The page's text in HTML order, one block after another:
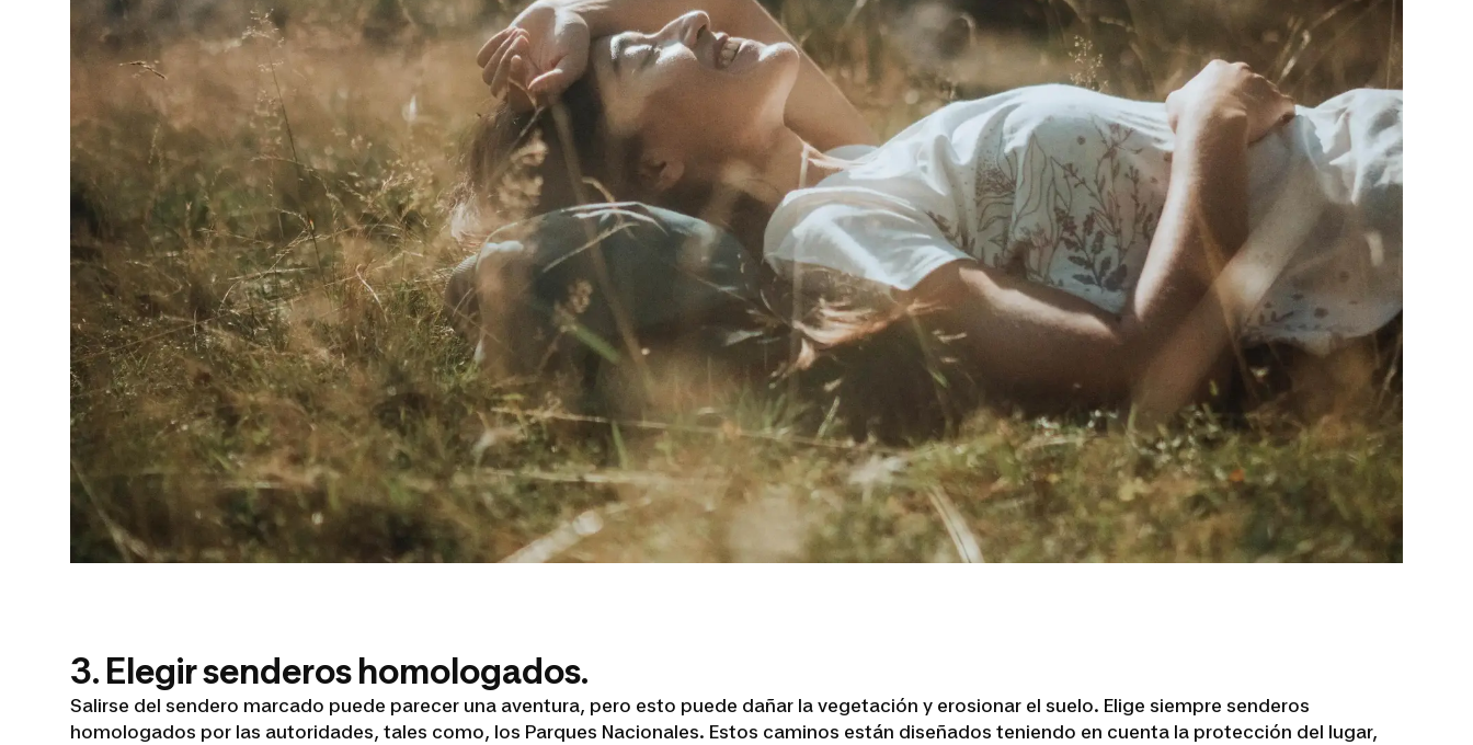
3. Elegir senderos homologados.
Salirse del sendero marcado puede parecer una aventura, pero esto puede dañar la vegetación y erosionar el suelo. Elige siempre senderos
homologados por las autoridades, tales como, los Parques Nacionales. Estos caminos están diseñados teniendo en cuenta la protección del lugar,